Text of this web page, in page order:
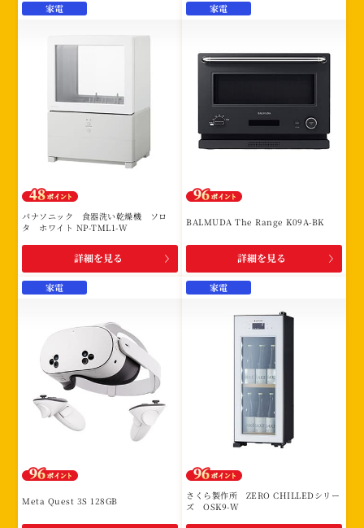
家電
パナソニック 食器洗い乾燥機 ソロ
タ ホワイト NP-TML1-W
詳細を見る
家電
BALMUDA The Range K09A-BK
詳細を見る
家電
Meta Quest 3S 128GB
家電
さくら製作所 ZERO CHILLEDシリー
ズ OSK9-W